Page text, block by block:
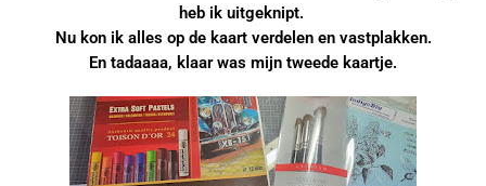
heb ik uitgeknipt.
Nu kon ik alles op de kaart verdelen en vastplakken.
En tadaaaa, klaar was mijn tweede kaartje.